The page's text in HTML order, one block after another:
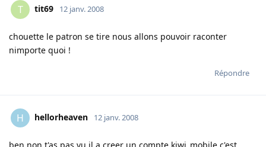
T tit69 12 janv. 2008
chouette le patron se tire nous allons pouvoir raconter
nimporte quoi !
Répondre
H hellorheaven 12 janv. 2008